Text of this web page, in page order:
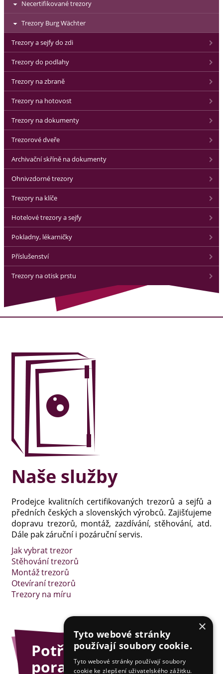
Necertifikované trezory
Trezory Burg Wächter
Trezory a sejfy do zdi
Trezory do podlahy
Trezory na zbraně
Trezory na hotovost
Trezory na dokumenty
Trezorové dveře
Archivační skříně na dokumenty
Ohnivzdorné trezory
Trezory na klíče
Hotelové trezory a sejfy
Pokladny, lékarničky
Příslušenství
Trezory na otisk prstu
Naše služby
Prodejce kvalitních certifikovaných trezorů a sejfů a
předních českých a slovenských výrobců. Zajišťujeme
dopravu trezorů, montáž, zazdívání, stěhování, atd.
Dále pak záruční i pozáruční servis.
Jak vybrat trezor
Stěhování trezorů
Montáž trezorů
Otevíraní trezorů
Trezory na míru
Potřebujete
poradit?
×
Tyto webové stránky
používají soubory cookie.
Tyto webové stránky používají soubory
cookie ke zlepšení uživatelského zážitku.